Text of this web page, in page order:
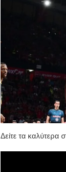
Δείτε τα καλύτερα